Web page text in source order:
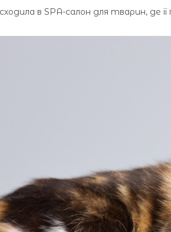
в SPA-салон для тварин, де